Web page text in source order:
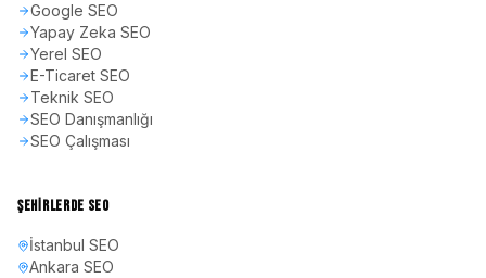
Google SEO
Yapay Zeka SEO
Yerel SEO
E-Ticaret SEO
Teknik SEO
SEO Danışmanlığı
SEO Çalışması
ŞEHIRLERDE SEO
İstanbul SEO
Ankara SEO